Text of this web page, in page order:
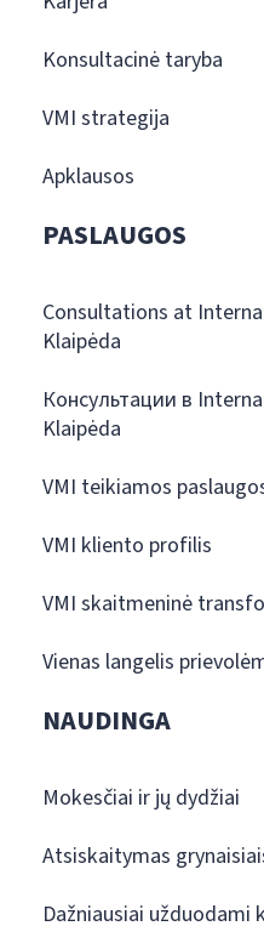
Konsultacinė taryba
VMI strategija
Apklausos
PASLAUGOS
Consultations at
Klaipėda
Консультации в
Klaipėda
VMI teikiamos
VMI kliento profilis
VMI skaitmeninė
Vienas langelis
NAUDINGA
Mokesčiai ir jų dydžiai
Atsiskaitymas
Dažniausiai užduodami